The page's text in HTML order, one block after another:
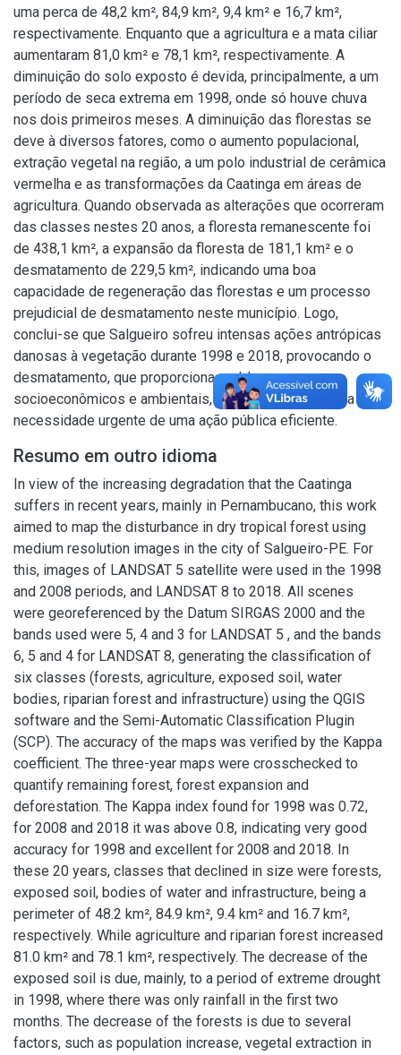
uma perca de 48,2 km², 84,9 km², 9,4 km² e 16,7 km²,
respectivamente. Enquanto que a agricultura e a mata ciliar
aumentaram 81,0 km² e 78,1 km², respectivamente. A
diminuição do solo exposto é devida, principalmente, a um
período de seca extrema em 1998, onde só houve chuva
nos dois primeiros meses. A diminuição das florestas se
deve à diversos fatores, como o aumento populacional,
extração vegetal na região, a um polo industrial de cerâmica
vermelha e as transformações da Caatinga em áreas de
agricultura. Quando observada as alterações que ocorreram
das classes nestes 20 anos, a floresta remanescente foi
de 438,1 km², a expansão da floresta de 181,1 km² e o
desmatamento de 229,5 km², indicando uma boa
capacidade de regeneração das florestas e um processo
prejudicial de desmatamento neste município. Logo,
conclui-se que Salgueiro sofreu intensas ações antrópicas
danosas à vegetação durante 1998 e 2018, provocando o
desmatamento, que proporciona problemas
socioeconômicos e ambientais, mostrando, portanto, a
necessidade urgente de uma ação pública eficiente.
Resumo em outro idioma
In view of the increasing degradation that the Caatinga
suffers in recent years, mainly in Pernambucano, this work
aimed to map the disturbance in dry tropical forest using
medium resolution images in the city of Salgueiro-PE. For
this, images of LANDSAT 5 satellite were used in the 1998
and 2008 periods, and LANDSAT 8 to 2018. All scenes
were georeferenced by the Datum SIRGAS 2000 and the
bands used were 5, 4 and 3 for LANDSAT 5 , and the bands
6, 5 and 4 for LANDSAT 8, generating the classification of
six classes (forests, agriculture, exposed soil, water
bodies, riparian forest and infrastructure) using the QGIS
software and the Semi-Automatic Classification Plugin
(SCP). The accuracy of the maps was verified by the Kappa
coefficient. The three-year maps were crosschecked to
quantify remaining forest, forest expansion and
deforestation. The Kappa index found for 1998 was 0.72,
for 2008 and 2018 it was above 0.8, indicating very good
accuracy for 1998 and excellent for 2008 and 2018. In
these 20 years, classes that declined in size were forests,
exposed soil, bodies of water and infrastructure, being a
perimeter of 48.2 km², 84.9 km², 9.4 km² and 16.7 km²,
respectively. While agriculture and riparian forest increased
81.0 km² and 78.1 km², respectively. The decrease of the
exposed soil is due, mainly, to a period of extreme drought
in 1998, where there was only rainfall in the first two
months. The decrease of the forests is due to several
factors, such as population increase, vegetal extraction in